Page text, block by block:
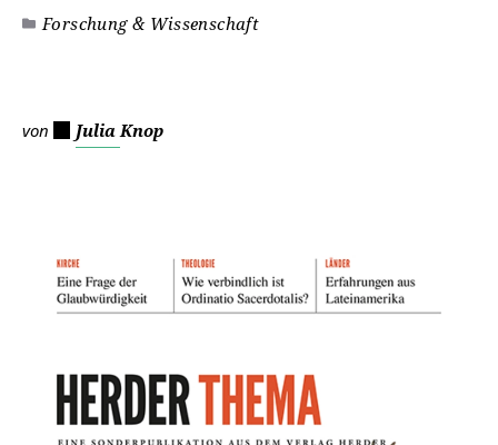
Forschung & Wissenschaft
von Julia Knop